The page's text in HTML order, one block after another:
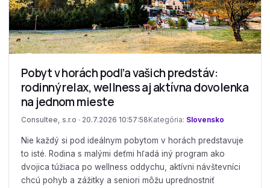
Pobyt v horách podľa vašich predstáv:
rodinný relax, wellness aj aktívna dovolenka
na jednom mieste
Consultee, s.r.o · 20.7.2026 10:57:58 Kategória: Slovensko
Nie každý si pod ideálnym pobytom v horách predstavuje
to isté. Rodina s malými deťmi hľadá iný program ako
dvojica túžiaca po wellness oddychu, aktívni návštevníci
chcú pohyb a zážitky a seniori môžu uprednostniť